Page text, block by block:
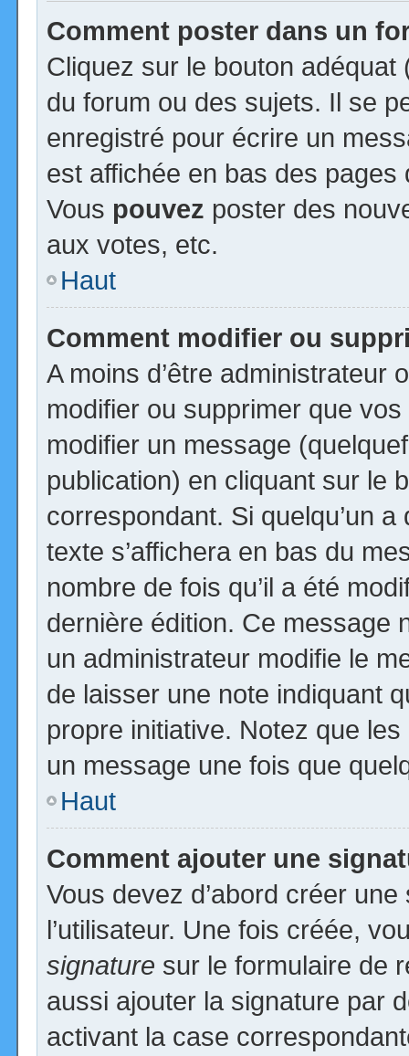
Comment poster dans un
Cliquez sur le bouton
du forum ou des sujets. Il se
enregistré pour écrire un
est affichée en bas des
Vous pouvez poster des
aux votes, etc.
Haut
Comment modifier ou
A moins d’être administrateur
modifier ou supprimer que
modifier un message
publication) en cliquant sur le
correspondant. Si quelqu’un
texte s’affichera en bas du
nombre de fois qu’il a été
dernière édition. Ce message
un administrateur modifie le
de laisser une note indiquant
propre initiative. Notez que
un message une fois que
Haut
Comment ajouter une
Vous devez d’abord créer
l’utilisateur. Une fois créée,
signature sur le formulaire de
aussi ajouter la signature par
activant la case